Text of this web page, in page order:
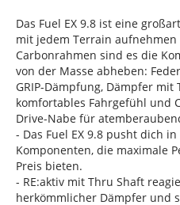
Das Fuel EX 9.8 ist eine
mit jedem Terrain
Carbonrahmen sind es die
von der Masse abheben:
GRIP-Dämpfung, Dämpfer
komfortables Fahrgefühl und
Drive-Nabe für
- Das Fuel EX 9.8 pusht dich
Komponenten, die maximale
Preis bieten.
- RE:aktiv mit Thru Shaft
herkömmlicher Dämpfer und